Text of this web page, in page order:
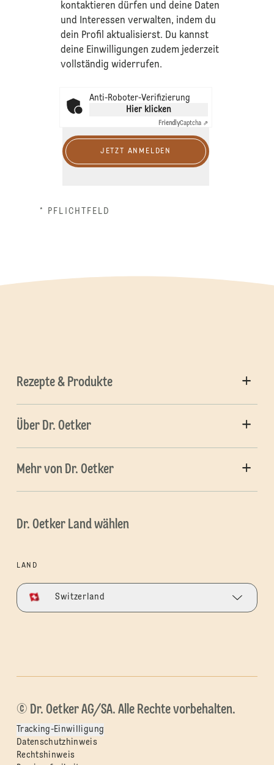
kontaktieren dürfen und deine Daten
und Interessen verwalten, indem du
dein Profil aktualisierst. Du kannst
deine Einwilligungen zudem jederzeit
vollständig widerrufen.
Anti-Roboter-Verifizierung
Hier klicken
FriendlyCaptcha ⇗
JETZT ANMELDEN
* PFLICHTFELD
Rezepte & Produkte
Über Dr. Oetker
Mehr von Dr. Oetker
Dr. Oetker Land wählen
LAND
Switzerland
© Dr. Oetker AG/SA. Alle Rechte vorbehalten.
Tracking-Einwilligung
Datenschutzhinweis
Rechtshinweis